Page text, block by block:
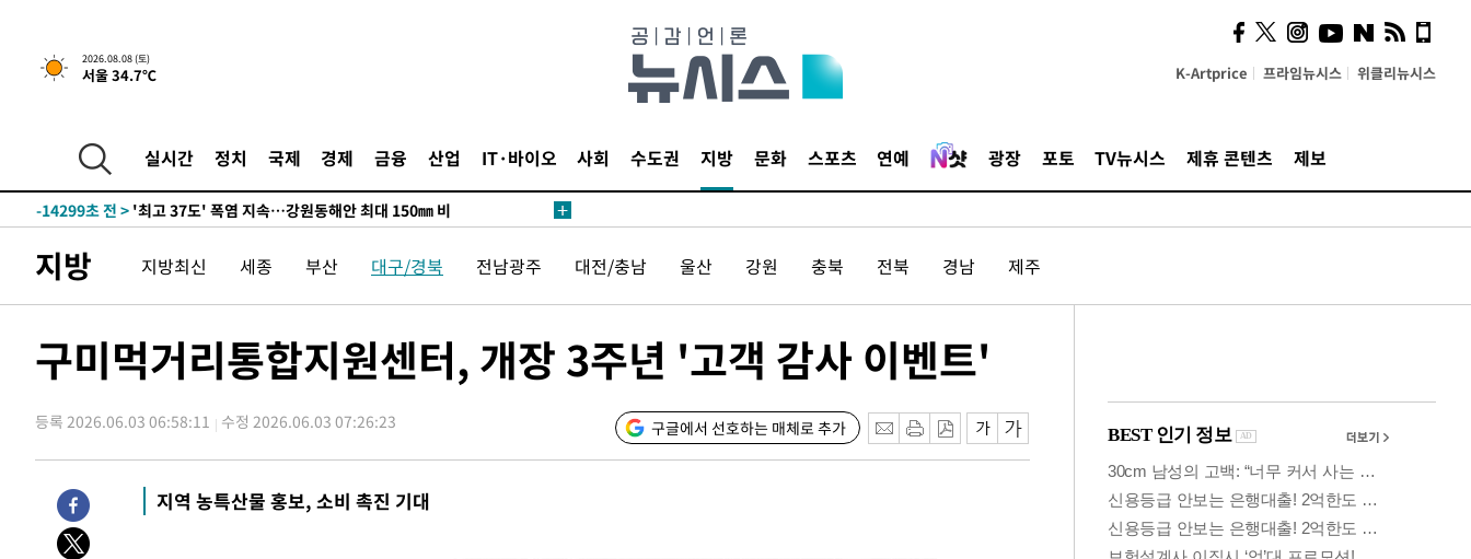
2026.08.08 (토)
서울 34.7℃ K-Artprice 프라임뉴시스 위클리뉴시스
실시간 정치 국제 경제 금융 산업 IT·바이오 사회 수도권 지방 문화 스포츠 연예 광장 포토 TV뉴시스 제휴 콘텐츠 제보
-7445초 전 >[속보]뉴욕증시 상승 마감…S&P 0.6% 나스닥 1.3%↑
-30143초 전 >극한폭염 한풀 꺾이지만…'낮 최고 35도' 무더위, 열대야 계속[다음
-25678초 전 >
[속보]'압수수색·성접대 논란' 축구협회 "실망과 걱정 안겨드려 죄
-14299초 전 >
-7425초 전 > [속보]뉴욕증시 상승 마감…S&P 0.6% 나스닥 1.3%↑
주 날씨]
-27181초 전 >
축구협회 "압수수색·성접대 논란 사과…쇄신의 기회로 삼겠다"
-25698초 전 >[속보]'압수수색·성접대 논란' 축구협회 "실망과 걱정 안겨드려 죄
-7445초 전 >[속보]뉴욕증시 상승 마감…S&P 0.6% 나스닥 1.3%↑
지방 지방최신 세종 부산 대구/경북 전남광주 대전/충남 울산 강원 충북 전북 경남 제주
구미먹거리통합지원센터, 개장 3주년 '고객 감사 이벤트'
등록 2026.06.03 06:58:11 수정 2026.06.03 07:26:23 구글에서 선호하는 매체로 추가
지역 농특산물 홍보, 소비 촉진 기대
시, 스마트폰 액세서리에
NFC 더했다